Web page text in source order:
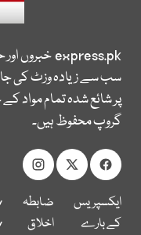
express.pkخبروں
سب سے زیادہ وزٹ کی
پر شائع شدہ تمام مواد
گروپ محفوظ ہیں۔
ایکسپریس
کے بارے
ضابطہ
اخلاق